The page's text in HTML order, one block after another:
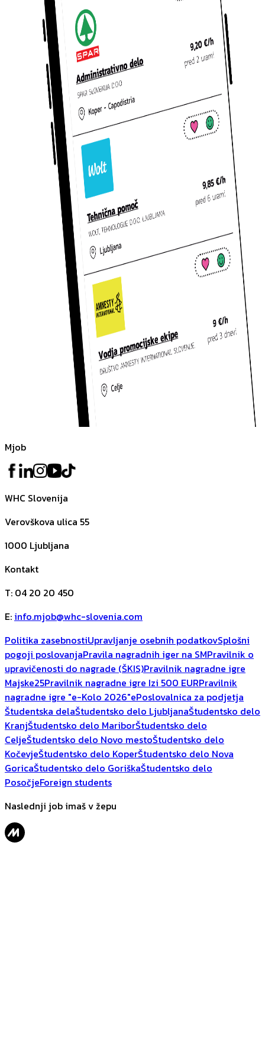
Mjob
WHC Slovenija
Verovškova ulica 55
1000 Ljubljana
Kontakt
T: 04 20 20 450
E: info.mjob@whc-slovenia.com
Politika zasebnostiUpravljanje osebnih podatkovSplošni
pogoji poslovanjaPravila nagradnih iger na SMPravilnik o
upravičenosti do nagrade (ŠKIS)Pravilnik nagradne igre
Majske25Pravilnik nagradne igre Izi 500 EURPravilnik
nagradne igre "e-Kolo 2026"ePoslovalnica za podjetja
Študentska delaŠtudentsko delo LjubljanaŠtudentsko delo
KranjŠtudentsko delo MariborŠtudentsko delo
CeljeŠtudentsko delo Novo mestoŠtudentsko delo
KočevjeŠtudentsko delo KoperŠtudentsko delo Nova
GoricaŠtudentsko delo GoriškaŠtudentsko delo
PosočjeForeign students
Naslednji job imaš v žepu